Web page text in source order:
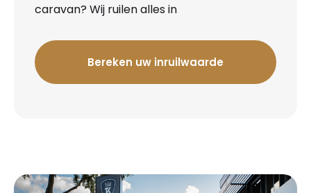
caravan? Wij ruilen alles in
Bereken uw inruilwaarde